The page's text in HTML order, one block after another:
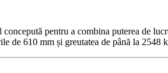
pentru a combina puterea de
de 610 mm și greutatea de până la